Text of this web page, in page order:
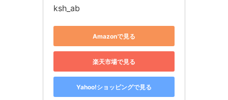
ksh_ab
Amazonで見る
楽天市場で見る
Yahoo!ショッピングで見る